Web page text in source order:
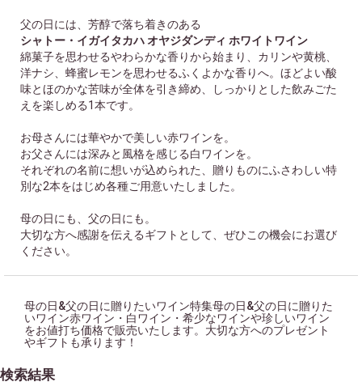
父の日には、芳醇で落ち着きのある
シャトー・イガイタカハ オヤジダンディ ホワイトワイン
綿菓子を思わせるやわらかな香りから始まり、カリンや黄桃、
洋ナシ、蜂蜜レモンを思わせるふくよかな香りへ。ほどよい酸
味とほのかな苦味が全体を引き締め、しっかりとした飲みごた
えを楽しめる1本です。
お母さんには華やかで美しい赤ワインを。
お父さんには深みと風格を感じる白ワインを。
それぞれの名前に想いが込められた、贈りものにふさわしい特
別な2本をはじめ各種ご用意いたしました。
母の日にも、父の日にも。
大切な方へ感謝を伝えるギフトとして、ぜひこの機会にお選び
ください。
母の日&父の日に贈りたいワイン特集母の日&父の日に贈りた
いワイン赤ワイン・白ワイン・希少なワインや珍しいワイン
をお値打ち価格で販売いたします。大切な方へのプレゼント
やギフトも承ります！
検索結果